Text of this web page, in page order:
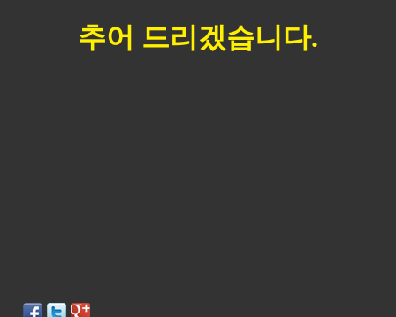
추어 드리겠습니다.